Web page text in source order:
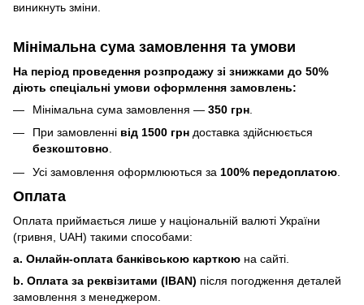
виникнуть зміни.
Мінімальна сума замовлення та умови
На період проведення розпродажу зі знижками до 50%
діють спеціальні умови оформлення замовлень:
Мінімальна сума замовлення — 350 грн
При замовленні від 1500 грн доставка здійснюється
безкоштовно.
Усі замовлення оформлюються за 100% передоплатою
Оплата
Оплата приймається лише у національній валюті України
(гривня, UAH) такими способами:
a. Онлайн-оплата банківською карткою на сайті.
b. Оплата за реквізитами (IBAN) після погодження деталей
замовлення з менеджером.